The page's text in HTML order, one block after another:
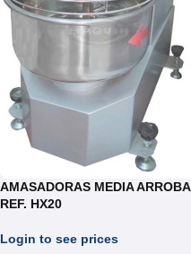
AMASADORAS MEDIA ARROBA
REF. HX20
Login to see prices